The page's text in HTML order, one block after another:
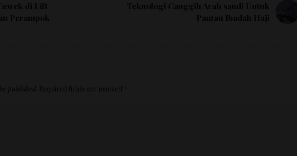
di Lift
Perampok
Teknologi Canggih Arab saudi Untuk
Pantau Ibadah Haji
published. Required fields are marked